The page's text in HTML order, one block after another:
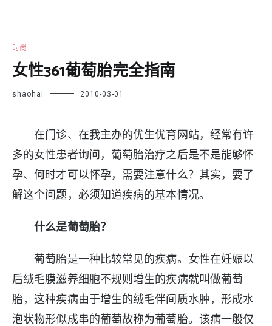
时尚
女性361葡萄胎完全指南
shaohai 2010-03-01
在门诊、在我主办的优生优育网站，经常有许
多的女性患者询问，葡萄胎治疗之后是不是能够怀
孕、何时才可以怀孕，需要注意什么？其实，要了
解这个问题，必须知道疾病的基本情况。
什么是葡萄胎？
葡萄胎是一种比较常见的疾病。女性在妊娠以
后绒毛膜滋养细胞不规则增生的疾病就叫做葡萄
胎，这种疾病由于增生的绒毛伴间质水肿，形成水
泡状物形似成串的葡萄故称为葡萄胎。该病一般仅